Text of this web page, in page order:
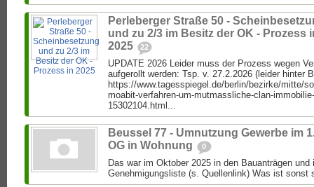
Perleberger Straße 50 -
und zu 2/3 im Besitz der OK - Prozess
2025
22
UPDATE 2026 Leider muss der Prozess wegen
aufgerollt werden: Tsp. v. 27.2.2026 (leider hinter
https://www.tagesspiegel.de/berlin/bezirke/mitte/
moabit-verfahren-um-mutmassliche-clan-
15302104.html...
Beussel 77 - Umnutzung Gewerbe im
OG in Wohnung
0
Das war im Oktober 2025 in den Bauanträgen
Genehmigungsliste (s. Quellenlink) Was ist sonst